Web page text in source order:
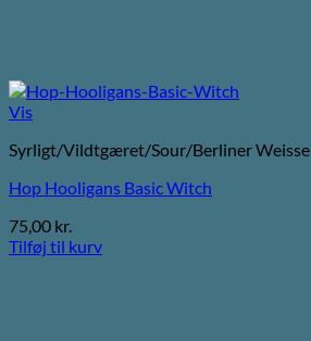
Vis
Syrligt/Vildtgæret/Sour/Berliner Weisse
Hop Hooligans Basic Witch
75,00 kr.
Tilføj til kurv